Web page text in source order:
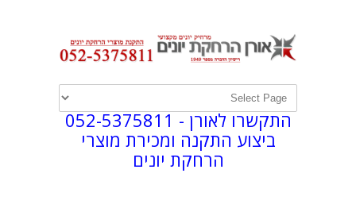
התקשרו לאורן -052-5375811
ביצוע התקנה ומכירת מוצרי
הרחקת יונים